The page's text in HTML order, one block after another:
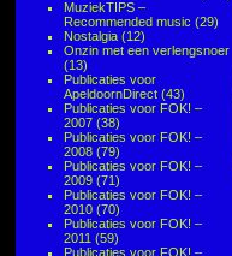
MuziekTIPS –
Recommended music (29)
Nostalgia (12)
Onzin met een verlengsnoer
(13)
Publicaties voor
ApeldoornDirect (43)
Publicaties voor FOK! –
2007 (38)
Publicaties voor FOK! –
2008 (79)
Publicaties voor FOK! –
2009 (71)
Publicaties voor FOK! –
2010 (70)
Publicaties voor FOK! –
2011 (59)
Publicaties voor FOK! –